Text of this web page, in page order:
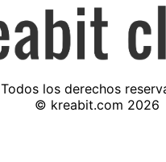
Todos los derechos
© kreabit.com 2026